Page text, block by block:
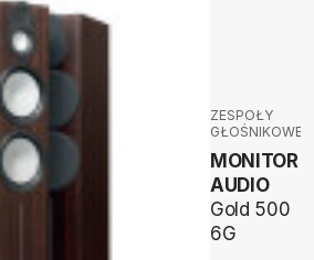
ZESPOŁY
GŁOŚNIKOWE
MONITOR
AUDIO
Gold 500
6G